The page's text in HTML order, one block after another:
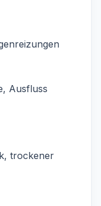
Ausfluss
trockener